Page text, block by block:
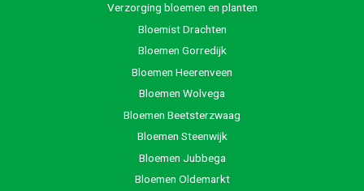
Verzorging bloemen en planten
Bloemist Drachten
Bloemen Gorredijk
Bloemen Heerenveen
Bloemen Wolvega
Bloemen Beetsterzwaag
Bloemen Steenwijk
Bloemen Jubbega
Bloemen Oldemarkt